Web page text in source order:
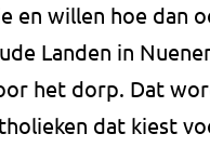
en willen hoe dan
Landen in
het dorp. Dat
dat kiest